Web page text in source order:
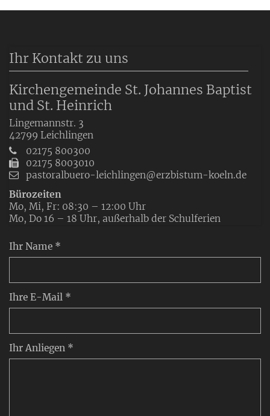
Ihr Name *
Ihre E-Mail *
Ihr Anliegen *
Ihr Kontakt zu uns
Kirchengemeinde St. Johannes Baptist
und St. Heinrich
Lingemannstr. 3
42799 Leichlingen
02175 800300
02175 8003010
pastoralbuero-leichlingen@erzbistum-koeln.de
Bürozeiten
Mo, Mi, Fr: 08:30 – 12:00 Uhr
Mo, Do 16 – 18 Uhr, außerhalb der Schulferien